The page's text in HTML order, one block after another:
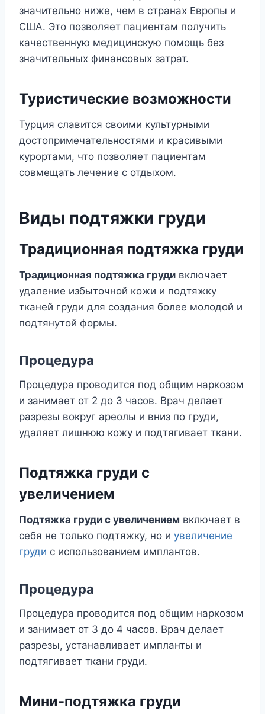
значительно ниже, чем в странах Европы и
США. Это позволяет пациентам получить
качественную медицинскую помощь без
значительных финансовых затрат.
Туристические возможности
Турция славится своими культурными
достопримечательностями и красивыми
курортами, что позволяет пациентам
совмещать лечение с отдыхом.
Виды подтяжки груди
Традиционная подтяжка груди
Традиционная подтяжка груди включает
удаление избыточной кожи и подтяжку
тканей груди для создания более молодой и
подтянутой формы.
Процедура
Процедура проводится под общим наркозом
и занимает от 2 до 3 часов. Врач делает
разрезы вокруг ареолы и вниз по груди,
удаляет лишнюю кожу и подтягивает ткани.
Подтяжка груди с
увеличением
Подтяжка груди с увеличением включает в
себя не только подтяжку, но и увеличение
груди с использованием имплантов.
Процедура
Процедура проводится под общим наркозом
и занимает от 3 до 4 часов. Врач делает
разрезы, устанавливает импланты и
подтягивает ткани груди.
Мини-подтяжка груди